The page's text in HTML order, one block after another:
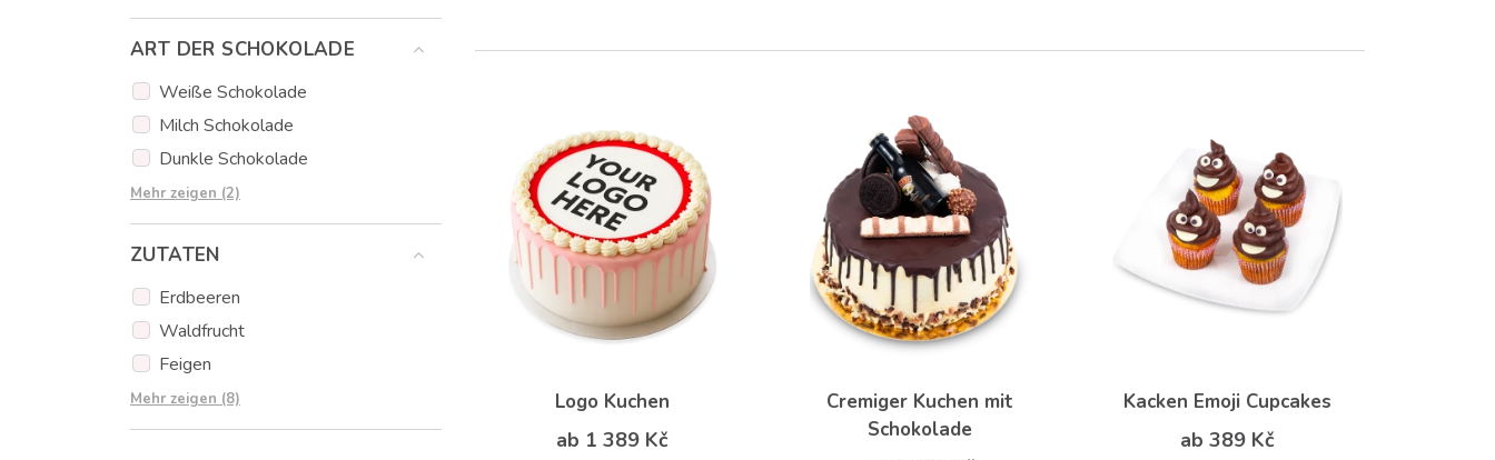
ART DER SCHOKOLADE
Weiße Schokolade
Milch Schokolade
Dunkle Schokolade
Erdbeer Schokolade
Orangen Schokolade
Mehr zeigen (2)
ZUTATEN
Erdbeeren
Waldfrucht
Feigen
Schokolade
Haselnüsse
Mehr zeigen (8) Logo Kuchen
ab 1 389 Kč
Cremiger Kuchen mit
Schokolade
Kacken Emoji Cupcakes
ab 389 Kč